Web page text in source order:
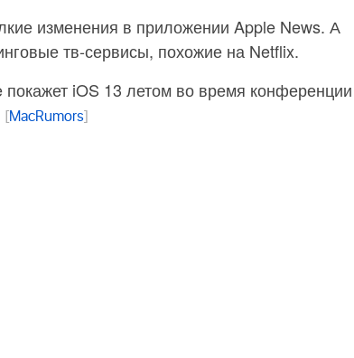
изменения в приложении Apple News. А
тв-сервисы, похожие на Netflix.
покажет iOS 13 летом во время конференции
MacRumors